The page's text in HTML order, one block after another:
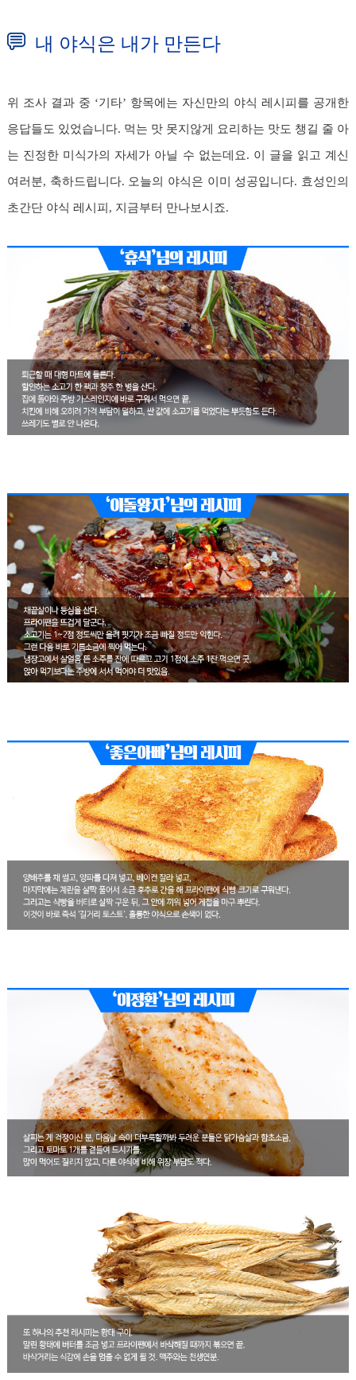
내 야식은 내가 만든다
위 조사 결과 중 ‘기타’ 항목에는 자신만의 야식 레시피를 공개한
응답들도 있었습니다. 먹는 맛 못지않게 요리하는 맛도 챙길 줄 아
는 진정한 미식가의 자세가 아닐 수 없는데요. 이 글을 읽고 계신
여러분, 축하드립니다. 오늘의 야식은 이미 성공입니다. 효성인의
초간단 야식 레시피, 지금부터 만나보시죠.